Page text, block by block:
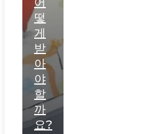
떻
게
받
아
야
할
까
요?